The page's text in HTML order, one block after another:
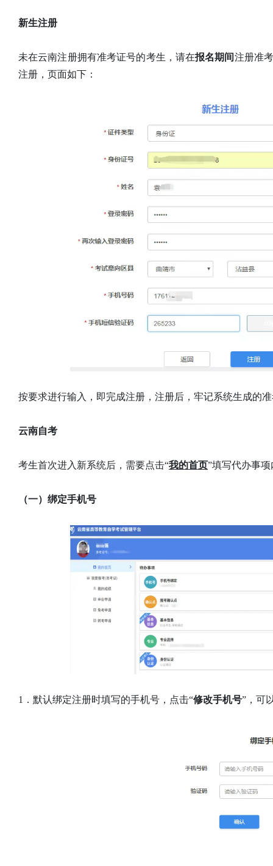
新生注册
未在云南注册拥有准考证号的考生，请在报名期间注册准
注册，页面如下：
按要求进行输入，即完成注册，注册后，牢记系统生成的
云南自考
考生首次进入新系统后，需要点击“我的首页”填写代办事
（一）绑定手机号
1．默认绑定注册时填写的手机号，点击“修改手机号”，可